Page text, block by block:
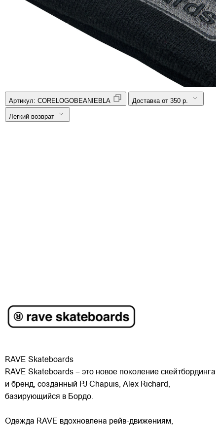
Артикул: CORELOGOBEANIEBLA Доставка от 350 р.
Легкий возврат
RAVE Skateboards
RAVE Skateboards – это новое поколение скейтбординга
и бренд, созданный PJ Chapuis, Alex Richard,
базирующийся в Бордо.
Одежда RAVE вдохновлена рейв-движениям,